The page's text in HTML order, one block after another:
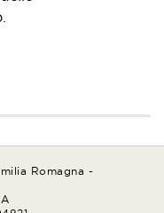
Romagna -